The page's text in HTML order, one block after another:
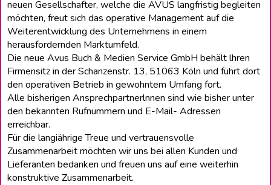
neuen Gesellschafter, welche die AVUS langfristig begleiten
möchten, freut sich das operative Management auf die
Weiterentwicklung des Unternehmens in einem
herausfordernden Marktumfeld.
Die neue Avus Buch & Medien Service GmbH behält lhren
Firmensitz in der Schanzenstr. 13, 51063 Köln und führt dort
den operativen Betrieb in gewohntem Umfang fort.
Alle bisherigen Ansprechpartnerlnnen sind wie bisher unter
den bekannten Rufnummern und E-Mail- Adressen
erreichbar.
Für die langiährige Treue und vertrauensvolle
Zusammenarbeit möchten wir uns bei allen Kunden und
Lieferanten bedanken und freuen uns auf eine weiterhin
konstruktive Zusammenarbeit.